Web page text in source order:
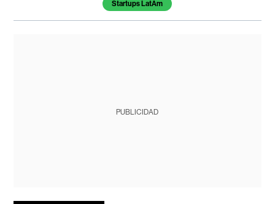
Startups LatAm
PUBLICIDAD